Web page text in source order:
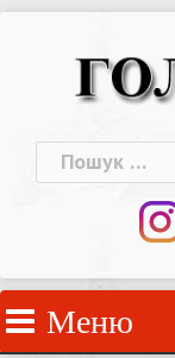
Пошук:
Меню